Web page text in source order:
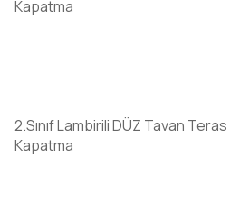
Kapatma
2.Sınıf Lambirili DÜZ Tavan Teras
Kapatma